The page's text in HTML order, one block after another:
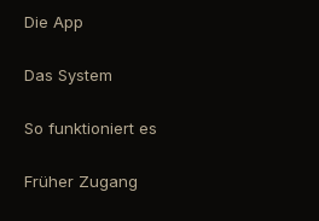
Die App
Das System
So funktioniert es
Früher Zugang